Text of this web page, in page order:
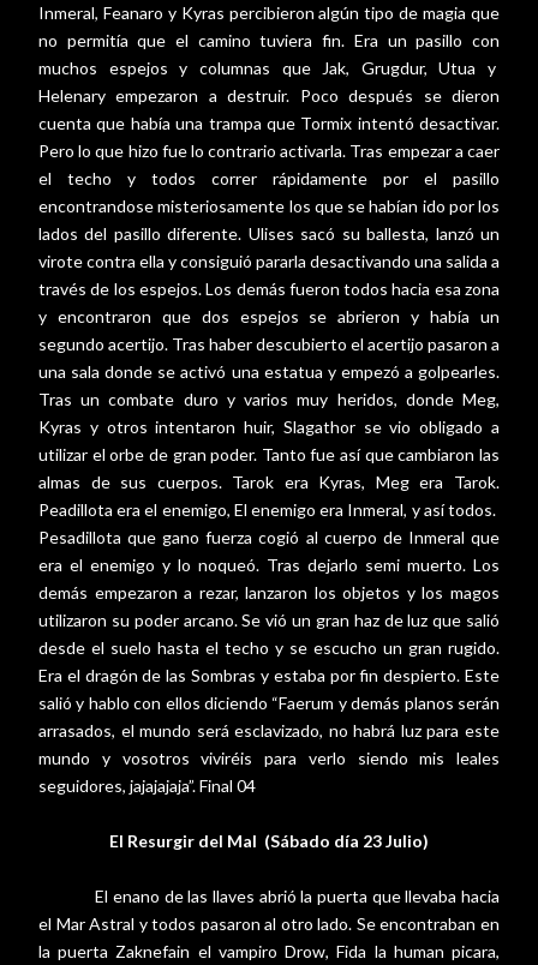
Inmeral, Feanaro y Kyras percibieron algún tipo de magia que
no permitía que el camino tuviera fin. Era un pasillo con
muchos espejos y columnas que Jak, Grugdur, Utua y
Helenary empezaron a destruir. Poco después se dieron
cuenta que había una trampa que Tormix intentó desactivar.
Pero lo que hizo fue lo contrario activarla. Tras empezar a caer
el techo y todos correr rápidamente por el pasillo
encontrandose misteriosamente los que se habían ido por los
lados del pasillo diferente. Ulises sacó su ballesta, lanzó un
virote contra ella y consiguió pararla desactivando una salida a
través de los espejos. Los demás fueron todos hacia esa zona
y encontraron que dos espejos se abrieron y había un
segundo acertijo. Tras haber descubierto el acertijo pasaron a
una sala donde se activó una estatua y empezó a golpearles.
Tras un combate duro y varios muy heridos, donde Meg,
Kyras y otros intentaron huir, Slagathor se vio obligado a
utilizar el orbe de gran poder. Tanto fue así que cambiaron las
almas de sus cuerpos. Tarok era Kyras, Meg era Tarok.
Peadillota era el enemigo, El enemigo era Inmeral, y así todos.
Pesadillota que gano fuerza cogió al cuerpo de Inmeral que
era el enemigo y lo noqueó. Tras dejarlo semi muerto. Los
demás empezaron a rezar, lanzaron los objetos y los magos
utilizaron su poder arcano. Se vió un gran haz de luz que salió
desde el suelo hasta el techo y se escucho un gran rugido.
Era el dragón de las Sombras y estaba por fin despierto. Este
salió y hablo con ellos diciendo “Faerum y demás planos serán
arrasados, el mundo será esclavizado, no habrá luz para este
mundo y vosotros viviréis para verlo siendo mis leales
seguidores, jajajajaja”. Final 04
El Resurgir del Mal (Sábado día 23 Julio)
El enano de las llaves abrió la puerta que llevaba hacia
el Mar Astral y todos pasaron al otro lado. Se encontraban en
la puerta Zaknefain el vampiro Drow, Fida la human picara,